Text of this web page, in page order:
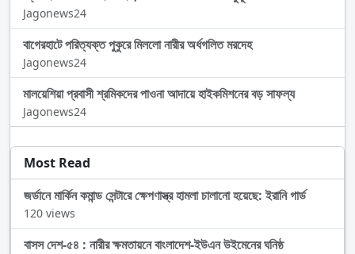
Jagonews24
বাগেরহাটে পরিত্যক্ত পুকুরে মিললো নারীর অর্ধগলিত মরদেহ
Jagonews24
মালয়েশিয়া প্রবাসী শ্রমিকদের পাওনা আদায়ে হাইকমিশনের বড় সাফল্য
Jagonews24
Most Read
জর্ডানে মার্কিন কমান্ড সেন্টারে ক্ষেপণাস্ত্র হামলা চালানো হয়েছে: ইরানি গার্ড
120 views
বাসস দেশ-৫৪ : নারীর ক্ষমতায়নে বাংলাদেশ-ইউএন উইমেনের ঘনিষ্ঠ